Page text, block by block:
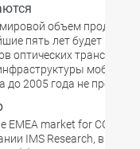
объем продаж
пять лет будет
оптических
до 2005 года не
EMEA market for CCTV
IMS Research, в